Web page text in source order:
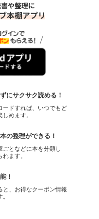
にサクサク読める！
ードすれば、いつでもど
めます。
の整理ができる！
ごとなどに本を分類し
ます。
！
と、お得なクーポン情報